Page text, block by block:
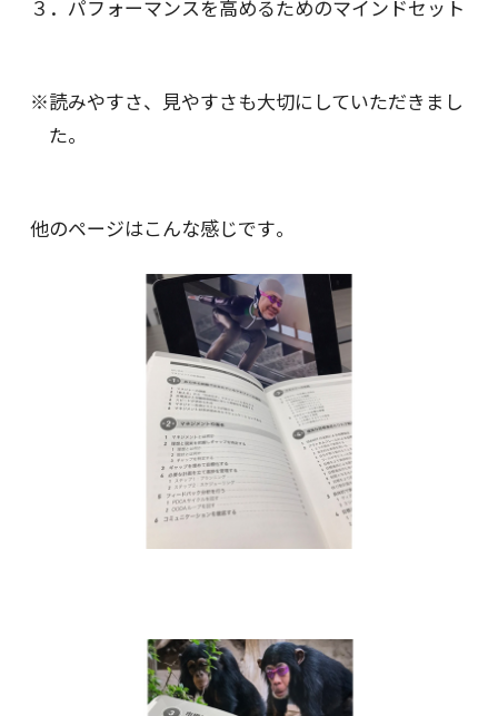
３．パフォーマンスを高めるためのマインドセット
※読みやすさ、見やすさも大切にしていただきまし
た。
他のページはこんな感じです｡